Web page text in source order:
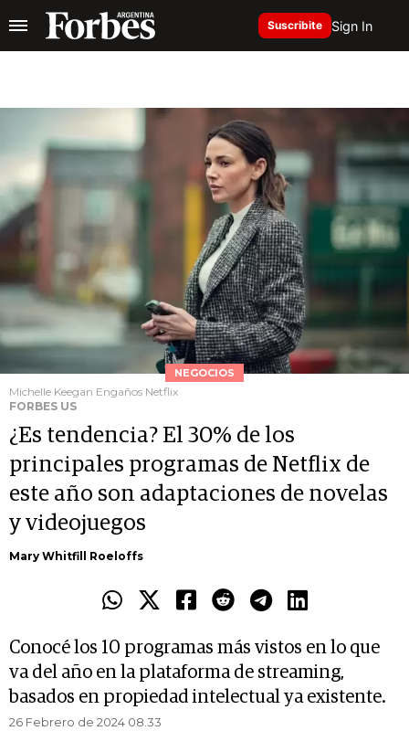
Suscribite Sign In
NEGOCIOS
Michelle Keegan Engaños Netflix
FORBES US
¿Es tendencia? El 30% de los
principales programas de Netflix de
este año son adaptaciones de novelas
y videojuegos
Mary Whitfill Roeloffs
Conocé los 10 programas más vistos en lo que
va del año en la plataforma de streaming,
basados en propiedad intelectual ya existente.
26 Febrero de 2024 08.33